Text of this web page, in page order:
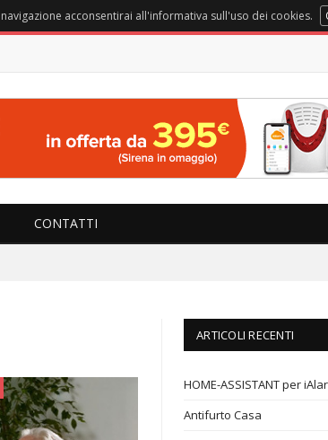
acconsentirai all'informativa sull'uso dei cookies.
CONTATTI
ARTICOLI RECENTI
HOME-ASSISTANT per
Antifurto Casa